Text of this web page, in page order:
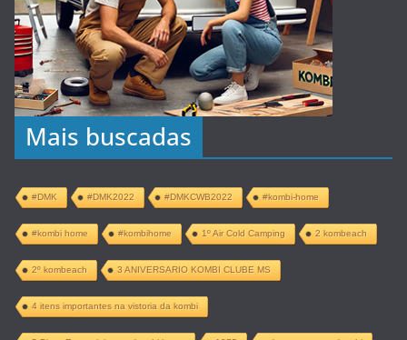
Mais buscadas
#DMK #DMK2022 #DMKCWB2022 #kombi-home
#kombi home #kombihome 1º Air Cold Camping 2 kombeach
2º kombeach 3 ANIVERSARIO KOMBI CLUBE MS
4 itens importantes na vistoria da kombi